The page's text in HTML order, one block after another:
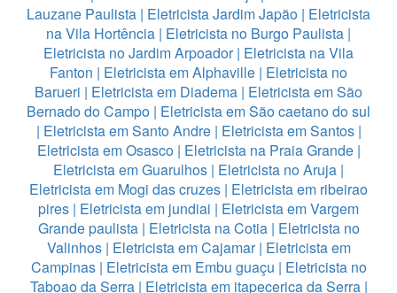
Lauzane Paulista | Eletricista Jardim Japão | Eletricista
na Vila Hortência | Eletricista no Burgo Paulista |
Eletricista no Jardim Arpoador| Eletricista na Vila
Fanton | Eletricista em Alphaville | Eletricista no
Barueri | Eletricista em Diadema | Eletricista em São
Bernado do Campo | Eletricista em São caetano do sul
| Eletricista em Santo Andre| Eletricista em Santos|
Eletricista em Osasco| Eletricista na Praia Grande|
Eletricista em Guarulhos | Eletricista no Aruja |
Eletricista em Mogi das cruzes | Eletricista em ribeirao
pires | Eletricista em jundiai | Eletricista em Vargem
Grande paulista| Eletricista na Cotia| Eletricista no
Valinhos| Eletricista em Cajamar| Eletricista em
Campinas| Eletricista em Embu guaçu | Eletricista no
Taboao da Serra| Eletricista em itapecerica da Serra|